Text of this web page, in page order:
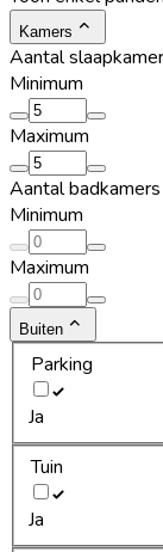
Kamers
Aantal
Minimum
Maximum
Aantal badkamers
Minimum
Maximum
Buiten
Parking
Ja
Tuin
Ja